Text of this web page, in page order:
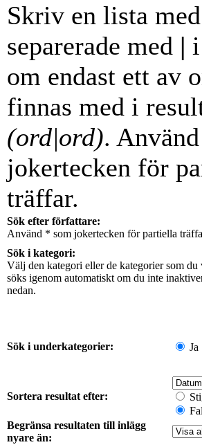
Skriv en lista
separerade med |
om endast ett av
finnas med i
(ord|ord).
jokertecken för
träffar.
Sök efter författare:
Använd * som jokertecken för partiella
Sök i kategori:
Välj den kategori eller de kategorier som
söks igenom automatiskt om du inte
nedan.
Sök i underkategorier: Ja
Sortera resultat efter:
Begränsa resultaten till inlägg
nyare än: